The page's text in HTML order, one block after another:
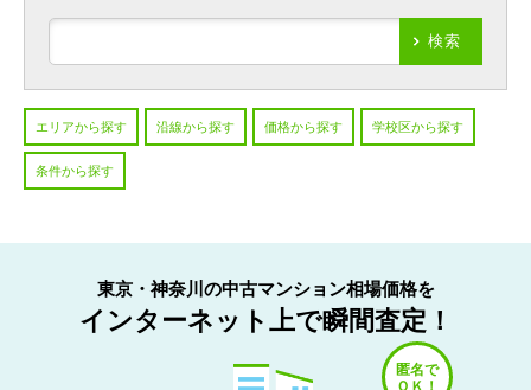
検索
エリアから探す 沿線から探す 価格から探す 学校区から探す
条件から探す
東京・神奈川の中古マンション相場価格を
インターネット上で瞬間査定！